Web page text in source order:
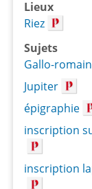
Lieux
Riez
Sujets
Gallo-
Jupiter
épigraphie
inscription
inscription